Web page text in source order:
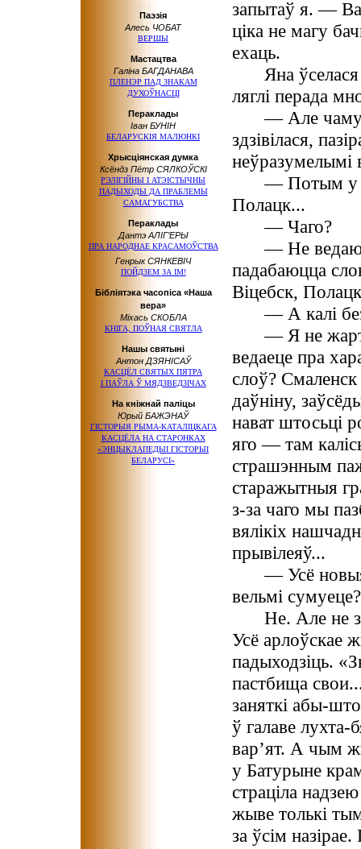
Паэзія
Алесь ЧОБАТ
ВЕРШЫ
Мастацтва
Галіна БАГДАНАВА
ПЛЕНЭР ПАД ЗНАКАМ
ДУХОЎНАСЦІ
Пераклады
Іван БУНІН
БЕЛАРУСКІЯ МАЛЮНКІ
Хрысціянская думка
Ксёндз Пётр СЯЛКОЎСКІ
РЭЛІГІЙНЫ І АТЭІСТЫЧНЫ
ПАДЫХОДЫ ДА ПРАБЛЕМЫ
САМАГУБСТВА
Пераклады
Дантэ АЛІГ’ЕРЫ
ПРА НАРОДНАЕКРАСАМОЎСТВА
Генрык СЯНКЕВІЧ
ПОЙДЗЕМ ЗА ІМ!
Бібліятэка часопіса «Наша
вера»
Міхась СКОБЛА
КНІГА, ПОЎНАЯ СВЯТЛА
Нашы святыні
Антон ДЗЯНІСАЎ
КАСЦЁЛ СВЯТЫХ ПЯТРА
І ПАЎЛА Ў МЯДЗВЕДЗІЧАХ
На кніжнай паліцы
Юрый БАЖЭНАЎ
ГІСТОРЫЯ РЫМА-КАТАЛІЦКАГА
КАСЦЁЛА НА СТАРОНКАХ
«ЭНЦЫКЛАПЕДЫІ ГІСТОРЫІ
БЕЛАРУСІ»
запытаў я. —
ціка не магу
ехаць.
Яна
ляглі перада
— Але
здзівілася,
неўразумелымі
— Потым у
Полацк...
— Чаго?
— Не
падабаюцца
Віцебск,
— А калі
— Я не
ведаеце пра
слоў?
даўніну,
нават штосьці
яго — там
страшэнным
старажытныя
з-за чаго мы
вялікіх
прывілеяў...
— Усё
вельмі
Не. Але не
Усё арлоўскае
падыходзіць.
пастбища
заняткі абы-
ў галаве лухта-
вар’ят. А чым
у Батурыне
страціла
жыве толькі
за ўсім